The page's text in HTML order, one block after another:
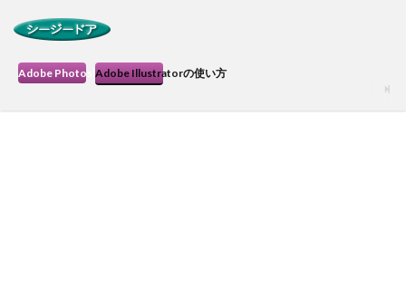
Adobe Photoshopの使い方Adobe Illustratorの使い方